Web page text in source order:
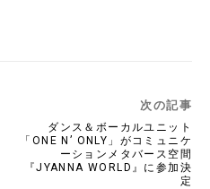
次の記事
ダンス＆ボーカルユニット
「ONE N’ ONLY」がコミュニケ
ーションメタバース空間
『JYANNA WORLD』に参加決
定